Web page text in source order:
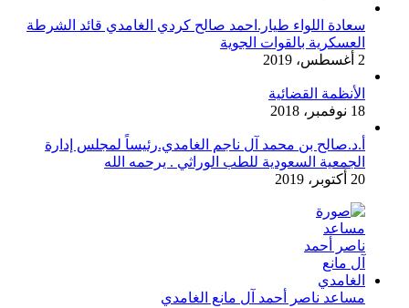
سعادة اللواء طيار.احمد صالح كردي الغامدي قائد الشرطة
العسكرية بالقوات الجوية
2 أغسطس، 2019
الأنظمة القضائية
18 نوفمبر، 2018
أ.د.صالح بن محمد آل ناجم الغامدي.رئيساً لمجلس إدارة
الجمعية السعودية للطب الوراثي . يرحمه الله
20 أكتوبر، 2019
مساعد ناصر أحمد آل مانع الغامدي